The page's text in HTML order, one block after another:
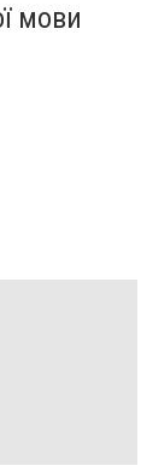
мови